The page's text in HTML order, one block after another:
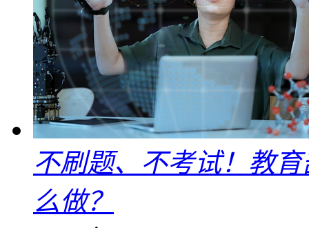
不刷题、不考试！教
么做？